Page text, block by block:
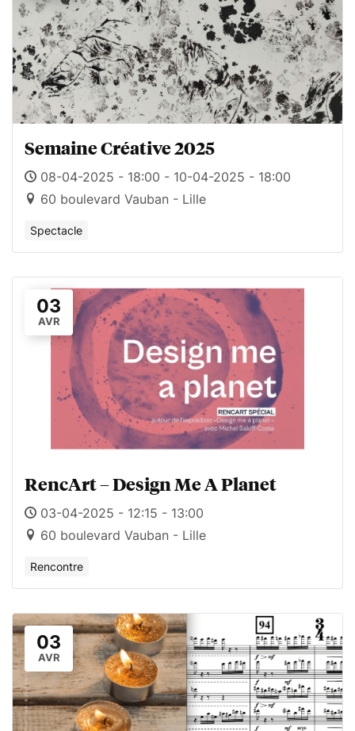
Semaine Créative 2025
08-04-2025 - 18:00 - 10-04-2025 - 18:00
60 boulevard Vauban - Lille
Spectacle
03
AVR
RencArt – Design Me A Planet
03-04-2025 - 12:15 - 13:00
60 boulevard Vauban - Lille
Rencontre
03
AVR